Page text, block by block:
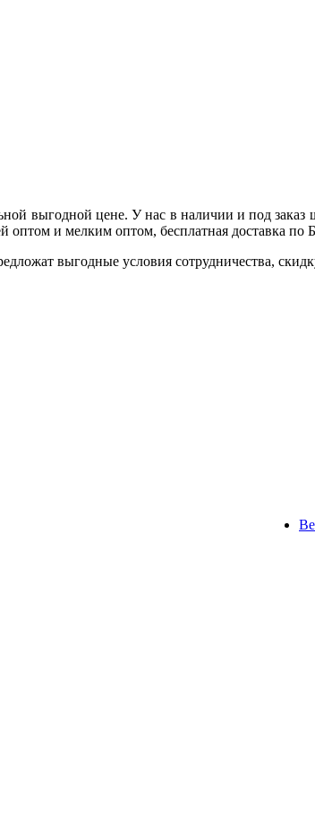
выгодной цене. У нас в наличии и под
оптом и мелким оптом, бесплатная доставка по
выгодные условия сотрудничества,